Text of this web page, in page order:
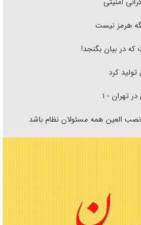
هرمز نیست
که در بیان بگنجد!
تهران - ۱
العین همه مسئولان نظام باشد